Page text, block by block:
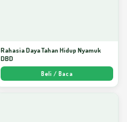
Rahasia Daya Tahan Hidup Nyamuk
DBD
Beli / Baca